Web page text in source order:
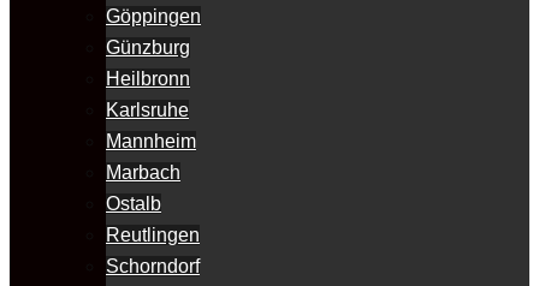
Göppingen
Günzburg
Heilbronn
Karlsruhe
Mannheim
Marbach
Ostalb
Reutlingen
Schorndorf